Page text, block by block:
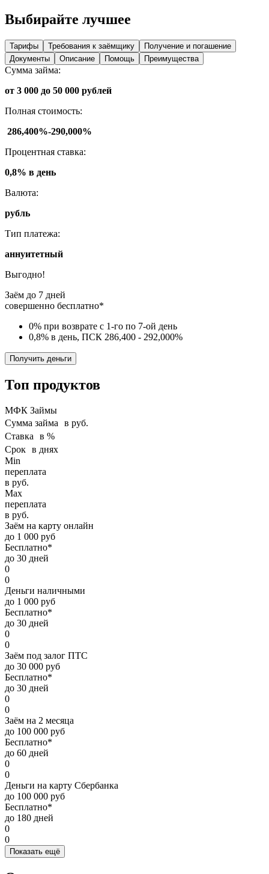
Выбирайте лучшее
Тарифы Требования к заёмщику
Получение и погашение
Документы
Описание Помощь Преимущества
Сумма займа:
от 3 000 до 50 000 рублей
Полная стоимость:
286,400%-290,000%
Процентная ставка:
0,8% в день
Валюта:
рубль
Тип платежа:
аннуитетный
Выгодно!
Заём до 7 дней
совершенно бесплатно*
0% при возврате с 1-го по 7-ой день
0,8% в день, ПСК 286,400 - 292,000%
Получить деньги
Топ продуктов
МФК Займы
Сумма займа в руб.
Ставка в %
Срок в днях
Min
переплата
в руб.
Max
переплата
в руб.
Заём на карту онлайн
до 1 000 руб
Бесплатно*
до 30 дней
0
0
Деньги наличными
до 1 000 руб
Бесплатно*
до 30 дней
0
0
Заём под залог ПТС
до 30 000 руб
Бесплатно*
до 30 дней
0
0
Заём на 2 месяца
до 100 000 руб
Бесплатно*
до 60 дней
0
0
Деньги на карту Сбербанка
до 100 000 руб
Бесплатно*
до 180 дней
0
0
Показать ещё